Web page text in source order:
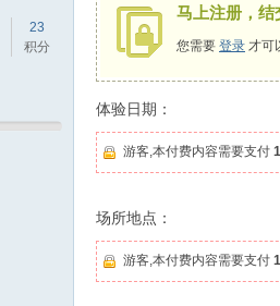
23
积分
马上注册，结
您需要 登录 才可
体验日期：
游客,本付费内容需要支付
场所地点：
游客,本付费内容需要支付